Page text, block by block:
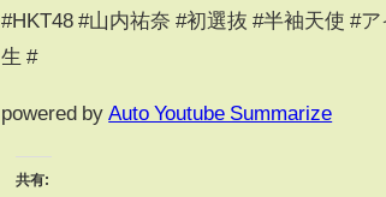
#HKT48 #山内祐奈 #初選抜 #半袖天使 #
生 #
powered by Auto Youtube Summarize
共有: